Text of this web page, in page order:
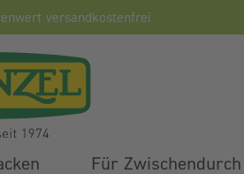
versandkostenfrei
Für Zwischendurch